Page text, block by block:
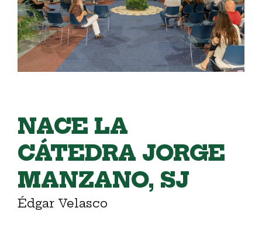
NACE LA
CÁTEDRA JORGE
MANZANO, SJ
Édgar Velasco